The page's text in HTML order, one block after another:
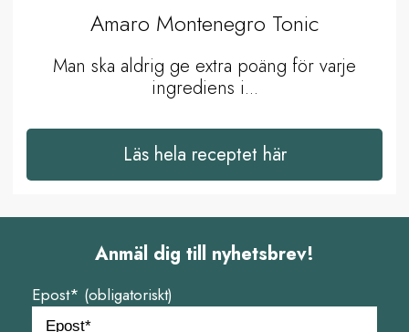
Amaro Montenegro Tonic
Man ska aldrig ge extra poäng för varje
ingrediens i...
Läs hela receptet här
Anmäl dig till nyhetsbrev!
Epost* (obligatoriskt)